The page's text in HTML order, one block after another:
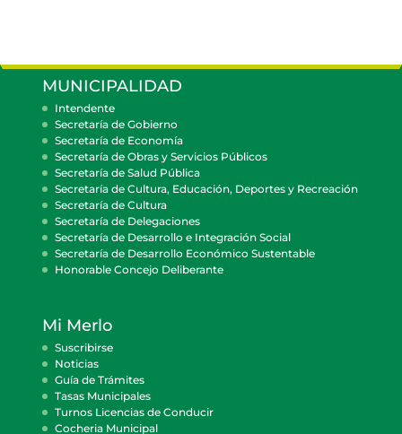
MUNICIPALIDAD
Intendente
Secretaría de Gobierno
Secretaría de Economía
Secretaría de Obras y Servicios Públicos
Secretaría de Salud Pública
Secretaría de Cultura, Educación, Deportes y Recreación
Secretaría de Cultura
Secretaría de Delegaciones
Secretaría de Desarrollo e Integración Social
Secretaría de Desarrollo Económico Sustentable
Honorable Concejo Deliberante
Mi Merlo
Suscribirse
Noticias
Guía de Trámites
Tasas Municipales
Turnos Licencias de Conducir
Cocheria Municipal